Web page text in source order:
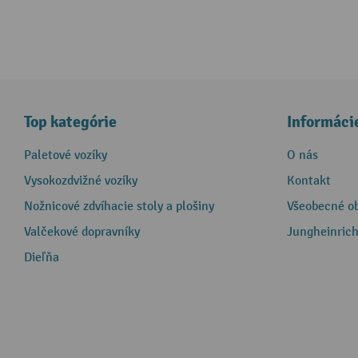
Top kategórie
Paletové vozíky
Vysokozdvižné vozíky
Nožnicové zdvíhacie stoly a plošiny
Valčekové dopravníky
Dieľňa
O nás
Kontakt
Všeobecné